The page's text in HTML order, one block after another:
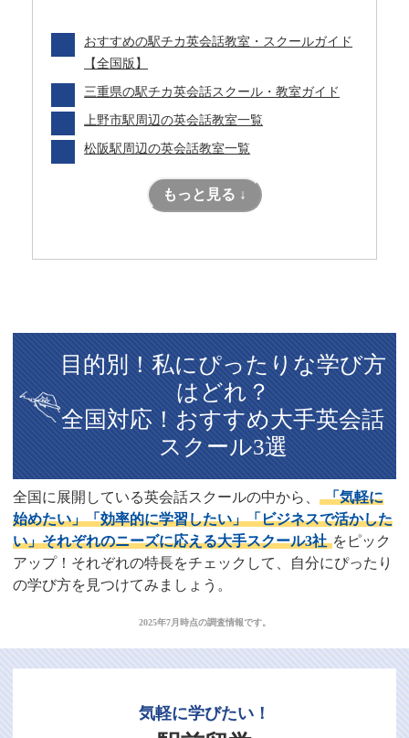
おすすめの駅チカ英会話教室・スクールガイド
【全国版】
三重県の駅チカ英会話スクール・教室ガイド
上野市駅周辺の英会話教室一覧
松阪駅周辺の英会話教室一覧
もっと見る ↓
目的別！私にぴったりな学び方
はどれ？
全国対応！おすすめ大手英会話
スクール3選
全国に展開している英会話スクールの中から、 「気軽に
始めたい」「効率的に学習したい」「ビジネスで活かした
い」それぞれのニーズに応える大手スクール3社 をピック
アップ！それぞれの特長をチェックして、自分にぴったり
の学び方を見つけてみましょう。
2025年7月時点の調査情報です。
気軽に学びたい！